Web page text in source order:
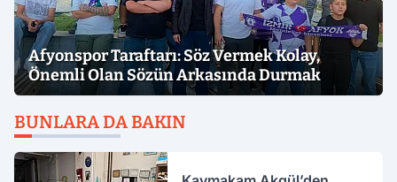
Afyonspor Taraftarı: Söz Vermek Kolay,
Önemli Olan Sözün Arkasında Durmak
BUNLARA DA BAKIN